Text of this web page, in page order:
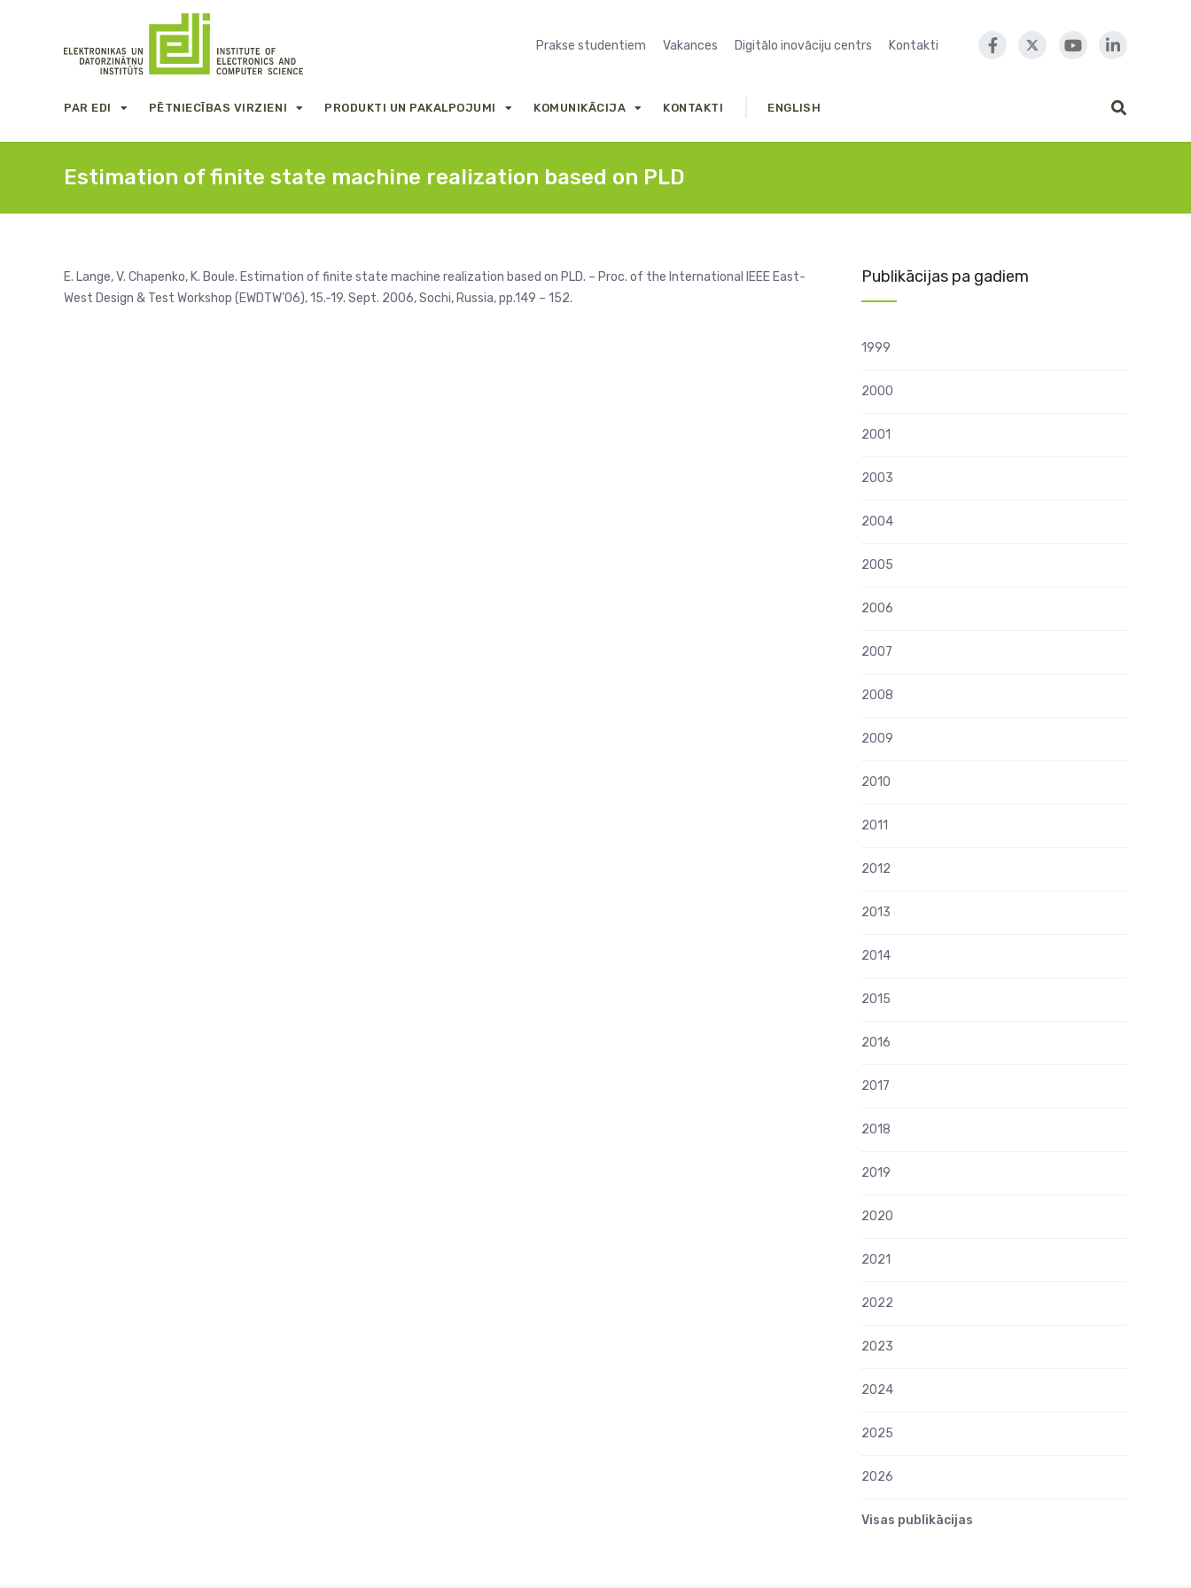
Prakse studentiem Vakances Digitālo inovāciju centrs Kontakti
PAR EDI PĒTNIECĪBAS VIRZIENI PRODUKTI UN PAKALPOJUMI KOMUNIKĀCIJA KONTAKTI ENGLISH
Estimation of finite state machine realization based on PLD
E. Lange, V. Chapenko, K. Boule. Estimation of finite state machine realization based on PLD. – Proc. of the International IEEE East-
West Design & Test Workshop (EWDTW’06), 15.-19. Sept. 2006, Sochi, Russia, pp.149 – 152.
Publikācijas pa gadiem
1999
2000
2001
2003
2004
2005
2006
2007
2008
2009
2010
2011
2012
2013
2014
2015
2016
2017
2018
2019
2020
2021
2022
2023
2024
2025
2026
Visas publikācijas